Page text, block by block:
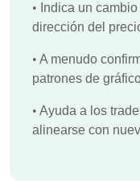
• Indica un
dirección del
• A menudo
patrones de
• Ayuda a los
alinearse con